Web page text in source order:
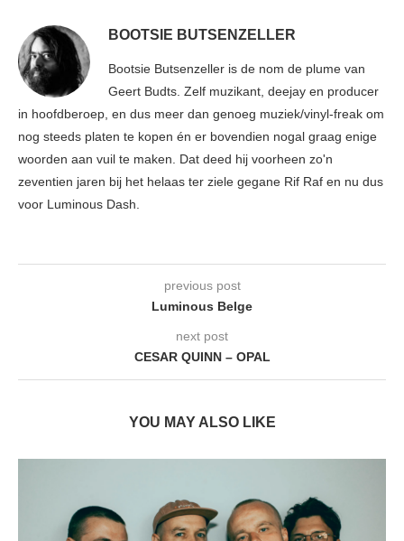
BOOTSIE BUTSENZELLER
Bootsie Butsenzeller is de nom de plume van
Geert Budts. Zelf muzikant, deejay en producer
in hoofdberoep, en dus meer dan genoeg muziek/vinyl-freak om
nog steeds platen te kopen én er bovendien nogal graag enige
woorden aan vuil te maken. Dat deed hij voorheen zo'n
zeventien jaren bij het helaas ter ziele gegane Rif Raf en nu dus
voor Luminous Dash.
previous post
Luminous Belge
next post
CESAR QUINN – OPAL
YOU MAY ALSO LIKE